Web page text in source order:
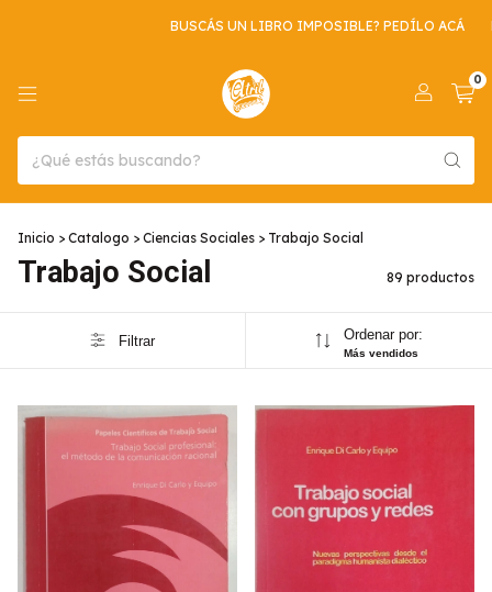
BUSCÁS UN LIBRO IMPOSIBLE? PEDÍLO ACÁ ENVIO GRATIS POR
0
Inicio > Catalogo > Ciencias Sociales > Trabajo Social
Trabajo Social 89 productos
Filtrar Ordenar por:
Más vendidos